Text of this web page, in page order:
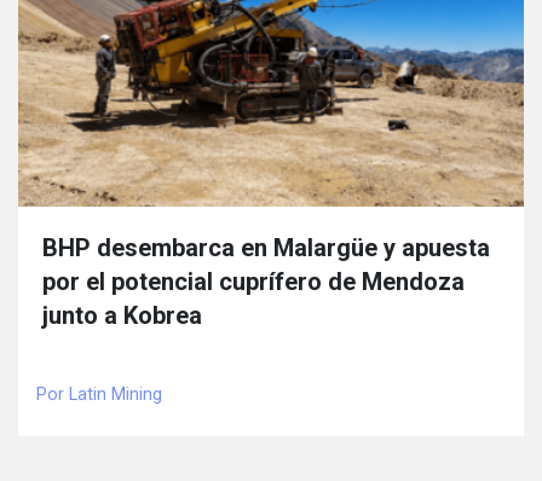
BHP desembarca en Malargüe y apuesta
por el potencial cuprífero de Mendoza
junto a Kobrea
Por Latin Mining